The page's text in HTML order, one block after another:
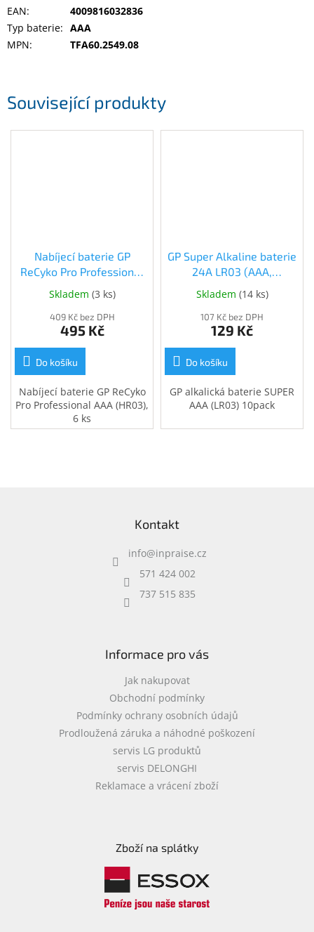
Inpraise
Kamerové
systémy
Doprodej
Související produkty
Nabíjecí baterie GP
ReCyko Pro Professional
AAA (HR03), 6 ks
(1032126080)
Skladem (3 ks)
409 Kč bez DPH
495 Kč
Do košíku
Nabíjecí baterie GP ReCyko
Pro Professional AAA (HR03),
6 ks
GP Super Alkaline baterie
24A LR03 (AAA,
mikrotužka) 1,5V 10 kusů
(1013121001)
Skladem (14 ks)
107 Kč bez DPH
129 Kč
Do košíku
GP alkalická baterie SUPER
AAA (LR03) 10pack
EAN:
4009816032836
Typ baterie: AAA
MPN: TFA60.2549.08
Kontakt
info@inpraise.cz
571 424 002
737 515 835
Informace pro vás
Jak nakupovat
Obchodní podmínky
Podmínky ochrany osobních údajů
Prodloužená záruka a náhodné poškození
servis LG produktů
servis DELONGHI
Reklamace a vrácení zboží
Zboží na splátky